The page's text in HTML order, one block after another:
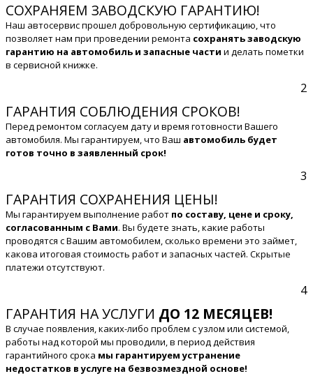
СОХРАНЯЕМ ЗАВОДСКУЮ ГАРАНТИЮ!
Наш автосервис прошел добровольную сертификацию, что
позволяет нам при проведении ремонта сохранять заводскую
гарантию на автомобиль и запасные части и делать пометки
в сервисной книжке.
2
ГАРАНТИЯ СОБЛЮДЕНИЯ СРОКОВ!
Перед ремонтом согласуем дату и время готовности Вашего
автомобиля. Мы гарантируем, что Ваш автомобиль будет
готов точно в заявленный срок!
3
ГАРАНТИЯ СОХРАНЕНИЯ ЦЕНЫ!
Мы гарантируем выполнение работ по составу, цене и сроку,
согласованным с Вами. Вы будете знать, какие работы
проводятся с Вашим автомобилем, сколько времени это займет,
какова итоговая стоимость работ и запасных частей. Скрытые
платежи отсутствуют.
4
ГАРАНТИЯ НА УСЛУГИ ДО 12 МЕСЯЦЕВ!
В случае появления, каких-либо проблем с узлом или системой,
работы над которой мы проводили, в период действия
гарантийного срока мы гарантируем устранение
недостатков в услуге на безвозмездной основе!